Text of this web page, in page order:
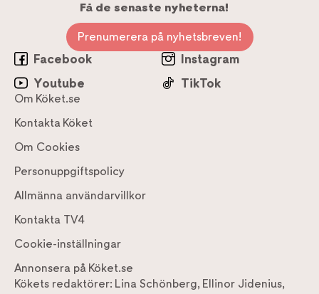
Få de senaste nyheterna!
Prenumerera på nyhetsbreven!
Facebook
Instagram
Youtube
TikTok
Om Köket.se
Kontakta Köket
Om Cookies
Personuppgiftspolicy
Allmänna användarvillkor
Kontakta TV4
Cookie-inställningar
Annonsera på Köket.se
Kökets redaktörer: Lina Schönberg, Ellinor Jidenius,